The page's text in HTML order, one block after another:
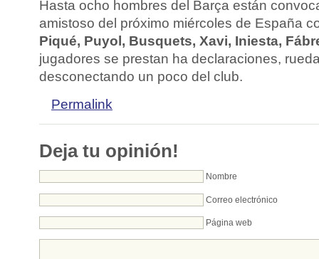
Hasta ocho hombres del Barça están
amistoso del próximo miércoles de España
Piqué, Puyol, Busquets, Xavi, Iniesta,
jugadores se prestan ha declaraciones,
desconectando un poco del club.
Permalink
Deja tu opinión!
Nombre
Correo electrónico
Página web